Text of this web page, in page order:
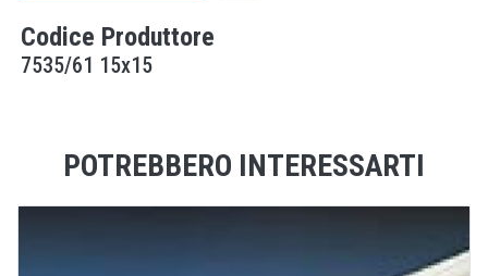
Codice Produttore
7535/61 15x15
POTREBBERO INTERESSARTI